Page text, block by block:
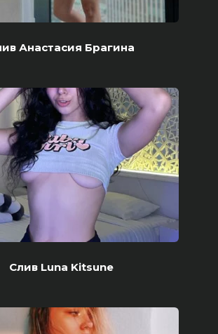
Анастасия Брагина
Слив Luna Kitsune